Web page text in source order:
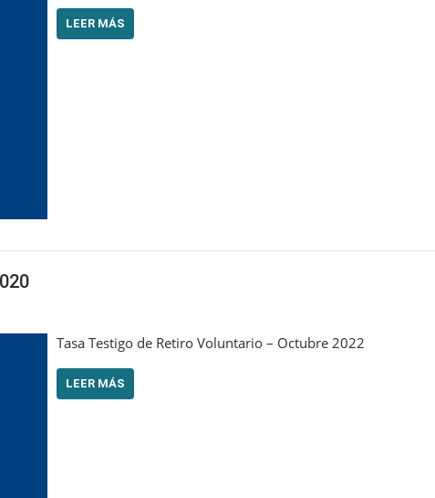
LEER MÁS
Tasa Testigo de Retiro Voluntario – Octubre 2022
LEER MÁS